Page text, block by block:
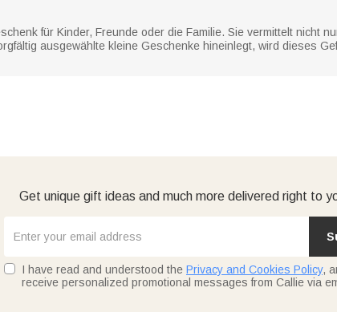
für Kinder, Freunde oder die Familie. Sie vermittelt nicht
ausgewählte kleine Geschenke hineinlegt, wird dieses
Get unique gift ideas and much more delivered right to
I have read and understood the Privacy and Cookies Policy,
receive personalized promotional messages from Callie via